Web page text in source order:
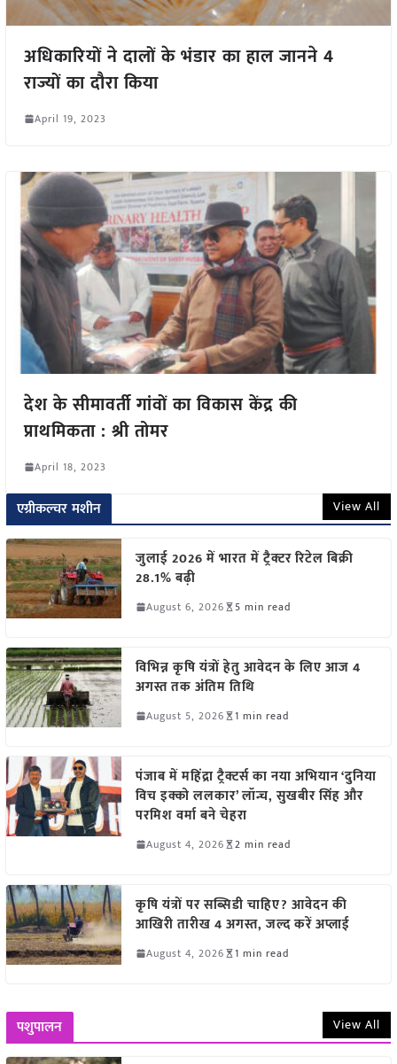
अधिकारियों ने दालों के भंडार का हाल जानने 4
राज्यों का दौरा किया
April 19, 2023
देश के सीमावर्ती गांवों का विकास केंद्र की
प्राथमिकता : श्री तोमर
April 18, 2023
एग्रीकल्चर मशीन View All
जुलाई 2026 में भारत में ट्रैक्टर रिटेल बिक्री
28.1% बढ़ी
August 6, 2026 5 min read
विभिन्न कृषि यंत्रों हेतु आवेदन के लिए आज 4
अगस्त तक अंतिम तिथि
August 5, 2026 1 min read
पंजाब में महिंद्रा ट्रैक्टर्स का नया अभियान ‘दुनिया
विच इक्को ललकार’ लॉन्च, सुखबीर सिंह और
परमिश वर्मा बने चेहरा
August 4, 2026 2 min read
कृषि यंत्रों पर सब्सिडी चाहिए? आवेदन की
आखिरी तारीख 4 अगस्त, जल्द करें अप्लाई
August 4, 2026 1 min read
पशुपालन View All